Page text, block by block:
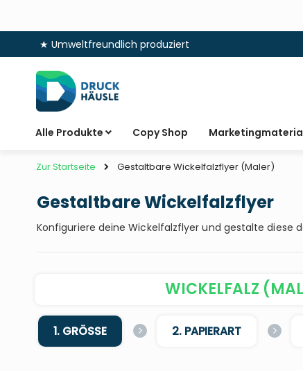
★ Umweltfreundlich produziert
Inhalt
springen
Alle Produkte Copy Shop
Zur Startseite Gestaltbare Wickelfalzflyer (Maler)
Gestaltbare Wickelfalzflyer
Konfiguriere deine Wickelfalzflyer und gestalte diese
WICKELFALZ
1. GRÖSSE 2. PAPIERART